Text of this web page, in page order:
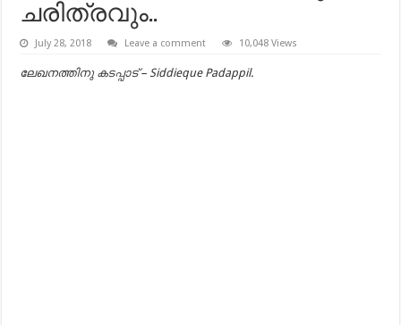
ചരിത്രവും..
July 28, 2018 Leave a comment 10,048 Views
ലേഖനത്തിനു കടപ്പാട് – Siddieque Padappil.